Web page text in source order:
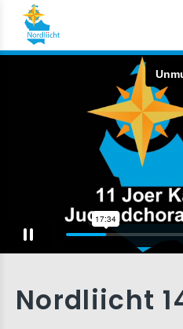
Nordliicht